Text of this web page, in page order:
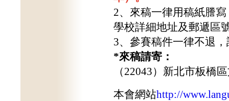
2、來稿一律用稿紙謄
學校詳細地址及郵遞區
3、參賽稿件一律不退
*來稿請寄：
（22043）新北市板橋
本會網站http://